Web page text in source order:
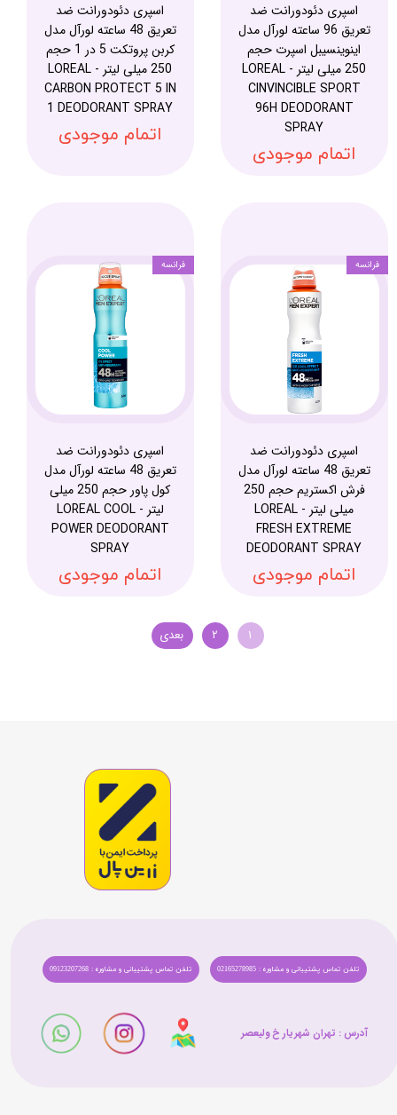
اسپری دئودورانت ضد
تعریق 96 ساعته لورآل مدل
اینوینسیبل اسپرت حجم
250 میلی لیتر - LOREAL
CINVINCIBLE SPORT
96H DEODORANT
SPRAY
اتمام موجودی
اسپری دئودورانت ضد
تعریق 48 ساعته لورآل مدل
کربن پروتکت 5 در 1 حجم
250 میلی لیتر - LOREAL
CARBON PROTECT 5 IN
1 DEODORANT SPRAY
اتمام موجودی
اسپری دئودورانت ضد
تعریق 48 ساعته لورآل مدل
فرش اکستریم حجم 250
میلی لیتر - LOREAL
FRESH EXTREME
DEODORANT SPRAY
اتمام موجودی
فرانسه
اسپری دئودورانت ضد
تعریق 48 ساعته لورآل مدل
کول پاور حجم 250 میلی
لیتر - LOREAL COOL
POWER DEODORANT
SPRAY
اتمام موجودی
فرانسه
۱ ۲ بعدی
تلفن تماس پشتیبانی و مشاوره : 09123207268 تلفن تماس پشتیبانی و مشاوره : 02165278985
آدرس : تهران شهریار خ ولیعصر​​​​​​​